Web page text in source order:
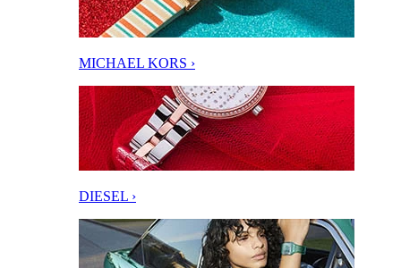
MICHAEL KORS ›
DIESEL ›